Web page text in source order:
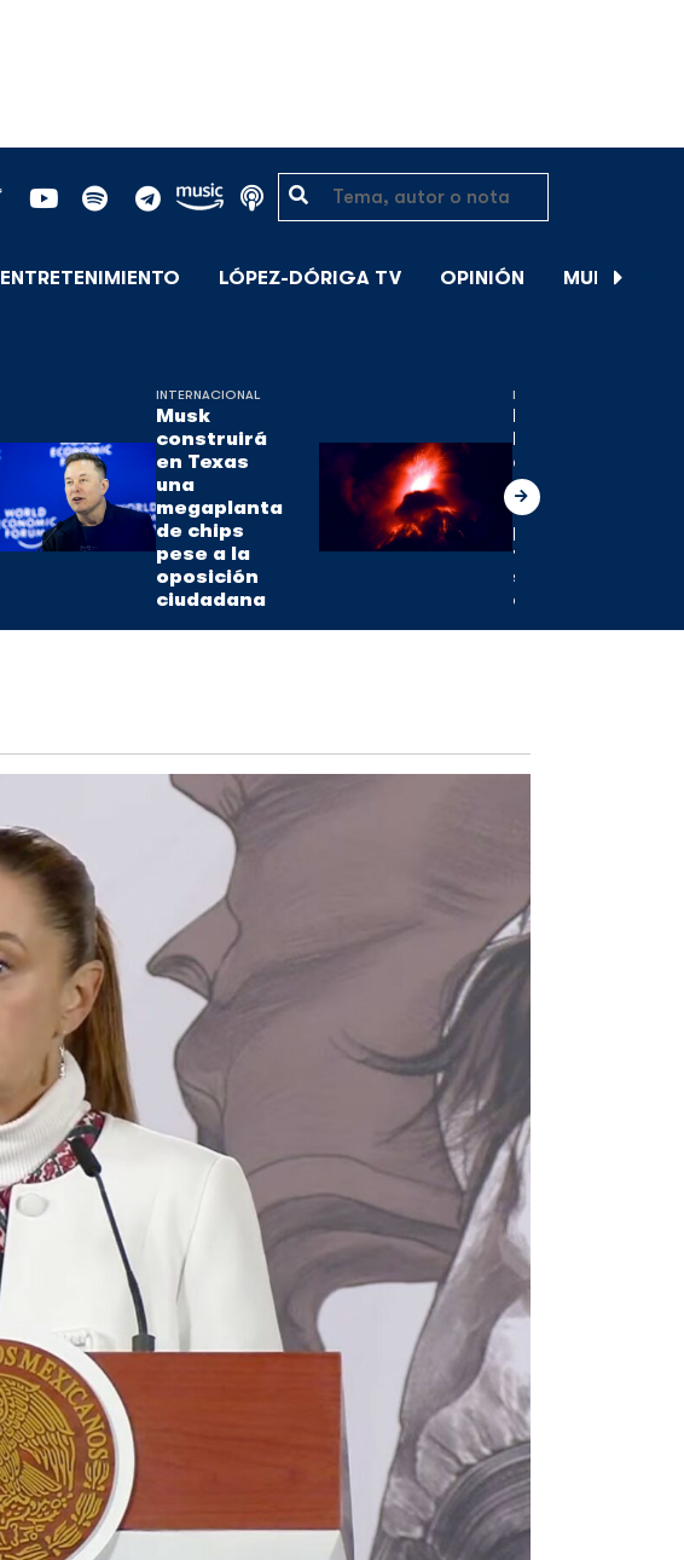
ENTRETENIMIENTO LÓPEZ-DÓRIGA TV OPINIÓN MUNDIAL
INTERNACIONAL
Musk
construirá
en Texas
una
megaplanta
de chips
pese a la
oposición
ciudadana
INTERNACIONAL
El volcán de
Fuego, uno
de los tres
activos en
Guatemala,
pierde
fuerza en
sus
erupciones